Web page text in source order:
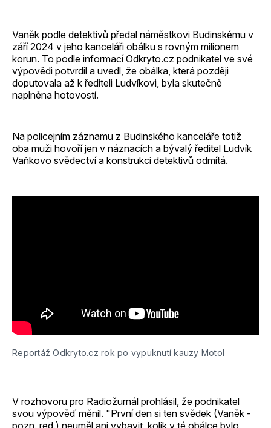
Vaněk podle detektivů předal náměstkovi Budinskému v
září 2024 v jeho kanceláři obálku s rovným milionem
korun. To podle informací Odkryto.cz podnikatel ve své
výpovědi potvrdil a uvedl, že obálka, která později
doputovala až k řediteli Ludvíkovi, byla skutečně
naplněna hotovostí.
Na policejním záznamu z Budinského kanceláře totiž
oba muži hovoří jen v náznacích a bývalý ředitel Ludvík
Vaňkovo svědectví a konstrukci detektivů odmítá.
Reportáž Odkryto.cz rok po vypuknutí kauzy Motol
V rozhovoru pro Radiožurnál prohlásil, že podnikatel
svou výpověď měnil. "První den si ten svědek (Vaněk -